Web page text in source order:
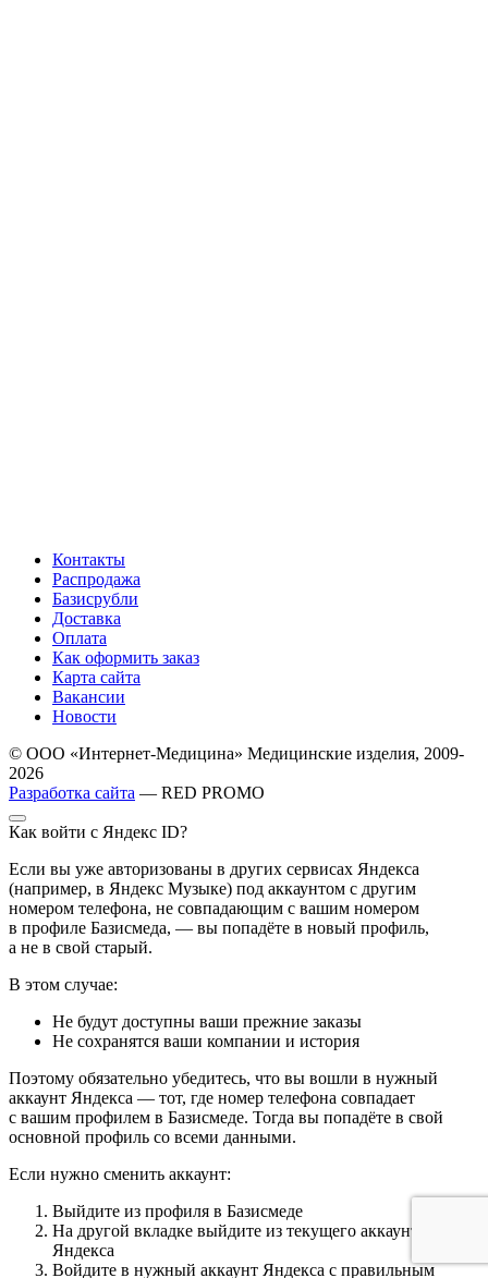
Контакты
Распродажа
Базисрубли
Доставка
Оплата
Как оформить заказ
Карта сайта
Вакансии
Новости
© ООО «Интернет-Медицина» Медицинские изделия, 2009-
2026
Разработка сайта — RED PROMO
Как войти с Яндекс ID?
Если вы уже авторизованы в других сервисах Яндекса
(например, в Яндекс Музыке) под аккаунтом с другим
номером телефона, не совпадающим с вашим номером
в профиле Базисмеда, — вы попадёте в новый профиль,
а не в свой старый.
В этом случае:
Не будут доступны ваши прежние заказы
Не сохранятся ваши компании и история
Поэтому обязательно убедитесь, что вы вошли в нужный
аккаунт Яндекса — тот, где номер телефона совпадает
с вашим профилем в Базисмеде. Тогда вы попадёте в свой
основной профиль со всеми данными.
Если нужно сменить аккаунт:
Выйдите из профиля в Базисмеде
На другой вкладке выйдите из текущего аккаунта
Яндекса
Войдите в нужный аккаунт Яндекса с правильным